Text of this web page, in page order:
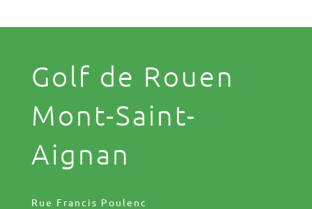
Golf de Rouen
Mont-Saint-
Aignan
Rue Francis Poulenc